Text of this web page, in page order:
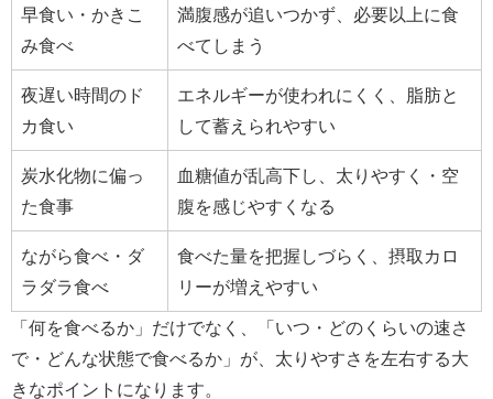
早食い・かきこ
み食べ
満腹感が追いつかず、必要以上に食
べてしまう
夜遅い時間のド
カ食い
エネルギーが使われにくく、脂肪と
して蓄えられやすい
炭水化物に偏っ
た食事
血糖値が乱高下し、太りやすく・空
腹を感じやすくなる
ながら食べ・ダ
ラダラ食べ
食べた量を把握しづらく、摂取カロ
リーが増えやすい
「何を食べるか」だけでなく、「いつ・どのくらいの速さ
で・どんな状態で食べるか」が、太りやすさを左右する大
きなポイントになります。